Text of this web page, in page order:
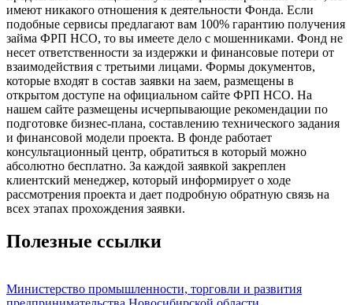
имеют никакого отношения к деятельности Фонда. Если
подобные сервисы предлагают вам 100% гарантию получения
займа ФРП НСО, то вы имеете дело с мошенниками. Фонд не
несет ответственности за издержки и финансовые потери от
взаимодействия с третьими лицами. Формы документов,
которые входят в состав заявки на заем, размещены в
открытом доступе на официальном сайте ФРП НСО. На
нашем сайте размещены исчерпывающие рекомендации по
подготовке бизнес-плана, составлению технического задания
и финансовой модели проекта. В фонде работает
консультационный центр, обратиться в который можно
абсолютно бесплатно. За каждой заявкой закреплен
клиентский менеджер, который информирует о ходе
рассмотрения проекта и дает подробную обратную связь на
всех этапах прохождения заявки.
Полезные ссылки
Министерство промышленности, торговли и развития